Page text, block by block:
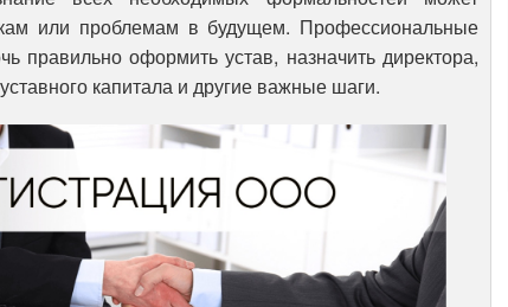
или проблемам в будущем. Профессиональные
правильно оформить устав, назначить директора,
капитала и другие важные шаги.